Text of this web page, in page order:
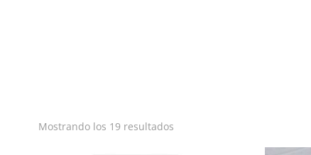
Mostrando los 19 resultados